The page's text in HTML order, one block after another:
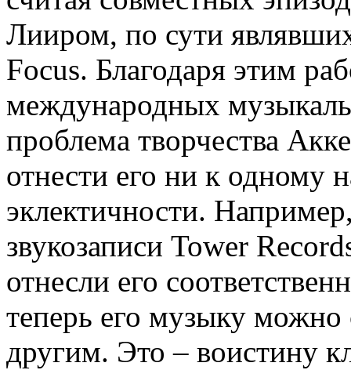
Лииром, по сути
Focus. Благодаря этим
международных
проблема творчества
отнести его ни к одному
эклектичности.
звукозаписи Tower
отнесли его
теперь его музыку можно
другим. Это – воистину